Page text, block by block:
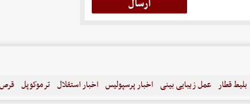
بلیط قطار عمل زیبایی بینی اخبار پرسپولیس اخبار استقلال ترموکوپل قرص